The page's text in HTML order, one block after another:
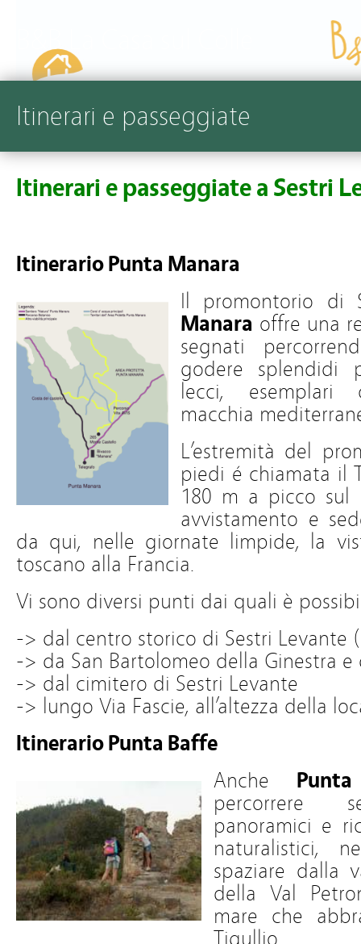
B&B La Casa sul Colle
Itinerari e passeggiate
Itinerari e passeggiate a Sestri
Itinerario Punta Manara
Il promontorio di
Manara offre una
segnati
godere splendidi
lecci, esemplari
macchia
L’estremità del
piedi é chiamata il
180 m a picco sul
avvistamento e
da qui, nelle giornate limpide, la
toscano alla Francia.
Vi sono diversi punti dai quali è
-> dal centro storico di Sestri Levante
-> da San Bartolomeo della Ginestra e
-> dal cimitero di Sestri Levante
-> lungo Via Fascie, all’altezza della
Itinerario Punta Baffe
Anche
percorrere
panoramici e
naturalistici,
spaziare dalla
della Val
mare che
Tigullio.